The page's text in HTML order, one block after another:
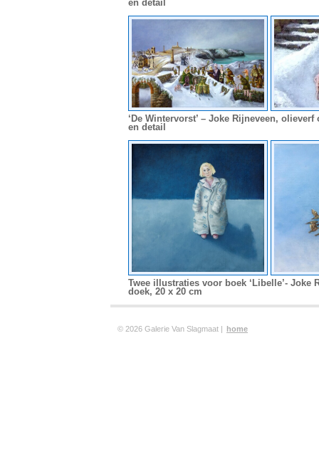
en detail
‘De Wintervorst’ – Joke Rijneveen,
en detail
Twee illustraties voor boek ‘Libelle’- Joke
doek, 20 x 20 cm
© 2026 Galerie Van Slagmaat | home